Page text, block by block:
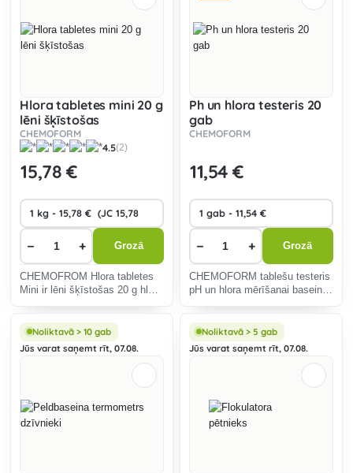
Hlora tabletes mini 20 g
lēni šķīstošas
CHEMOFORM
4.5(2)
15,78 €
− + Grozā
CHEMOFROM Hlora tabletes
Mini ir lēni šķīstošas 20 g hlora
dezinfekcijai.
Ph un hlora testeris 20
gab
CHEMOFORM
11,54 €
− + Grozā
CHEMOFORM tablešu testeris
pH un hlora mērīšanai baseina
Noliktavā > 10 gab
Jūs varat saņemt rīt, 07.08.
Noliktavā > 5 gab
Jūs varat saņemt rīt, 07.08.